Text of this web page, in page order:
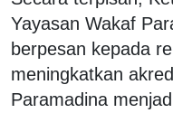
Yayasan Wakaf
berpesan kepada
meningkatkan
Paramadina